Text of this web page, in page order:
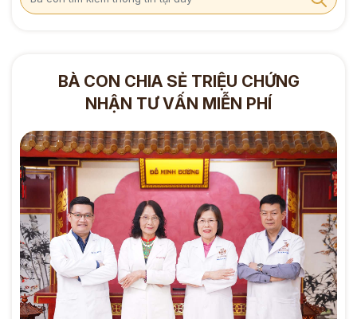
BÀ CON CHIA SẺ TRIỆU CHỨNG
NHẬN TƯ VẤN MIỄN PHÍ